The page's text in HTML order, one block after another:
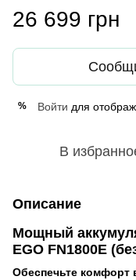
26 699 грн
% Войти для
В
Описание
Мощный
EGO FN1800E
Обеспечьте комфорт